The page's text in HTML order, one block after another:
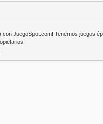
JuegoSpot.com! Tenemos juegos